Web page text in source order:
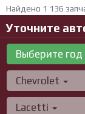
Найдено 1 136
Уточните
Выберите год
Chevrolet
Lacetti